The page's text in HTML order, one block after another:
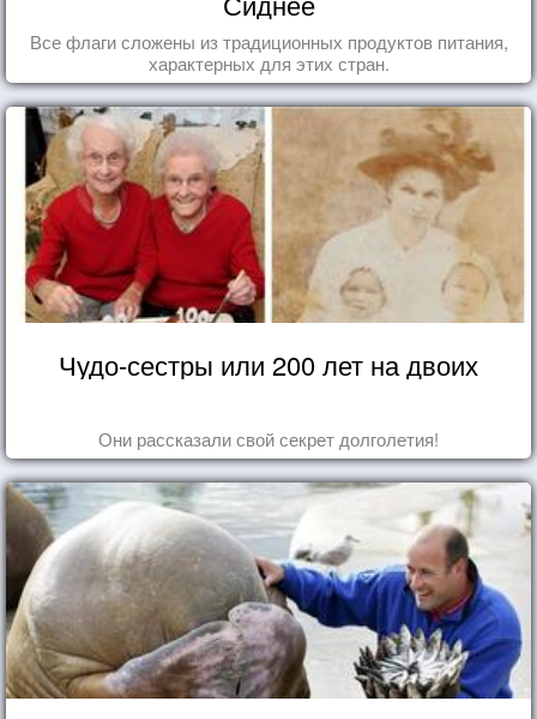
Все флаги сложены из традиционных продуктов питания,
характерных для этих стран.
Чудо-сестры или 200 лет на двоих
Они рассказали свой секрет долголетия!